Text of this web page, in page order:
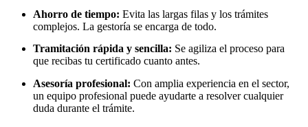
Ahorro de tiempo: Evita las largas filas y los trámites
complejos. La gestoría se encarga de todo.
Tramitación rápida y sencilla: Se agiliza el proceso para
que recibas tu certificado cuanto antes.
Asesoría profesional: Con amplia experiencia en el sector,
un equipo profesional puede ayudarte a resolver cualquier
duda durante el trámite.